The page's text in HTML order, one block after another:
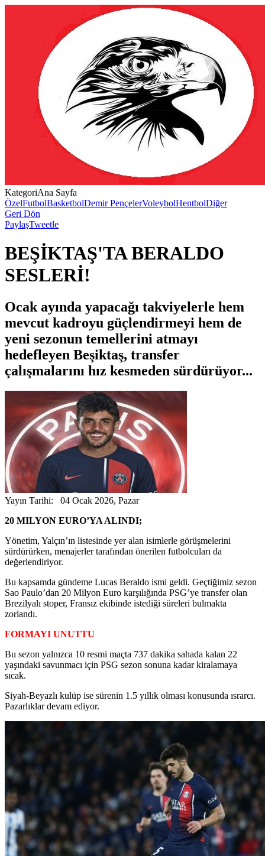
KategoriAna Sayfa
ÖzelFutbolBasketbolDemir PençelerVoleybolHentbolDiğer
Geri Dön
PaylaşTweetle
BEŞİKTAŞ'TA BERALDO
SESLERİ!
Ocak ayında yapacağı takviyelerle hem
mevcut kadroyu güçlendirmeyi hem de
yeni sezonun temellerini atmayı
hedefleyen Beşiktaş, transfer
çalışmalarını hız kesmeden sürdürüyor...
Yayın Tarihi: 04 Ocak 2026, Pazar
20 MILYON EURO’YA ALINDI;
Yönetim, Yalçın’ın listesinde yer alan isimlerle görüşmelerini
sürdürürken, menajerler tarafından önerilen futbolcuları da
değerlendiriyor.
Bu kapsamda gündeme Lucas Beraldo ismi geldi. Geçtiğimiz sezon
Sao Paulo’dan 20 Milyon Euro karşılığında PSG’ye transfer olan
Brezilyalı stoper, Fransız ekibinde istediği süreleri bulmakta
zorlandı.
FORMAYI UNUTTU
Bu sezon yalnızca 10 resmi maçta 737 dakika sahada kalan 22
yaşındaki savunmacı için PSG sezon sonuna kadar kiralamaya
sıcak.
Siyah-Beyazlı kulüp ise sürenin 1.5 yıllık olması konusunda ısrarcı.
Pazarlıklar devam ediyor.